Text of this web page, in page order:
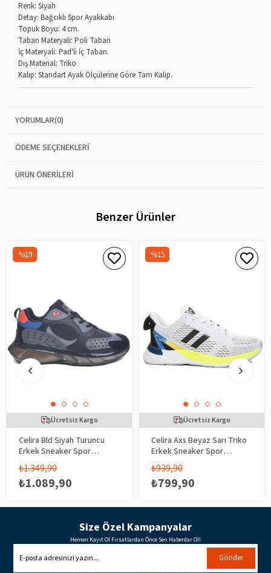
Renk: Siyah
Detay: Bağcıklı Spor Ayakkabı
Topuk Boyu: 4 cm.
Taban Materyali: Poli Taban
İç Materyali: Pad'li İç Taban.
Dış Material: Triko
Kalıp: Standart Ayak Ölçülerine Göre Tam Kalıp.
YORUMLAR(0)
ÖDEME SEÇENEKLERI
ÜRÜN ÖNERILERI
Benzer Ürünler
Celira Bld Siyah Turuncu
Erkek Sneaker Spor
Ayakkabı
₺1.089,90
₺1.349,90
%19
Ücretsiz Kargo
Celira Axs Beyaz Sarı Triko
Erkek Sneaker Spor
Ayakkabı
₺799,90
₺939,90
%15
Ücretsiz Kargo
Size Özel Kampanyalar
Hemen Kayıt Ol Fırsatlardan Önce Sen Haberdar Ol!
Gönder